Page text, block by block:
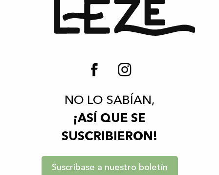
NO LO SABÍAN,
¡ASÍ QUE SE
SUSCRIBIERON!
Suscríbase a nuestro boletín